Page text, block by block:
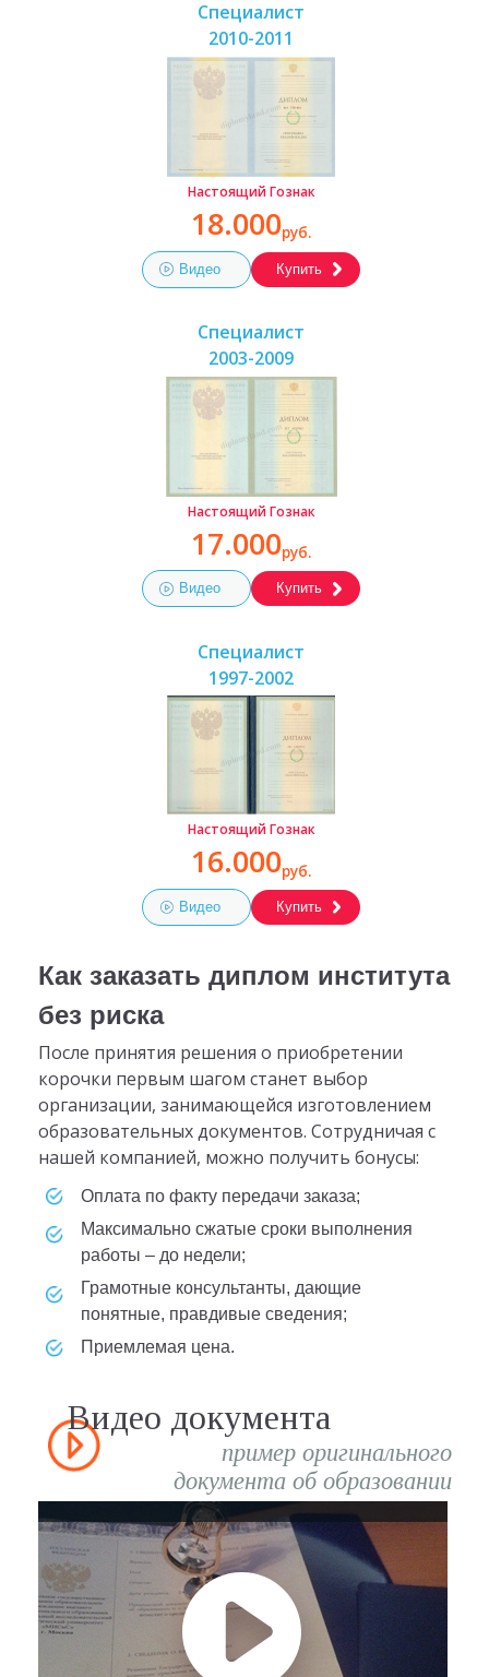
Специалист
2010-2011
Настоящий Гознак
18.000руб.
Видео Купить
Специалист
2003-2009
Настоящий Гознак
17.000руб.
Видео Купить
Специалист
1997-2002
Настоящий Гознак
16.000руб.
Видео Купить
Как заказать диплом института
без риска
После принятия решения о приобретении
корочки первым шагом станет выбор
организации, занимающейся изготовлением
образовательных документов. Сотрудничая с
нашей компанией, можно получить бонусы:
оплата по факту передачи заказа;
максимально сжатые сроки выполнения
работы – до недели;
грамотные консультанты, дающие
понятные, правдивые сведения;
приемлемая цена.
Видео документа
пример оригинального
документа об образовании